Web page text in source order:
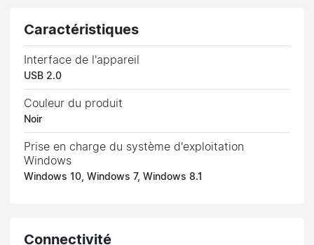
Caractéristiques
Interface de l'appareil
USB 2.0
Couleur du produit
Noir
Prise en charge du système d'exploitation
Windows
Windows 10, Windows 7, Windows 8.1
Connectivité